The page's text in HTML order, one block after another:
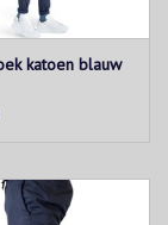
katoen blauw